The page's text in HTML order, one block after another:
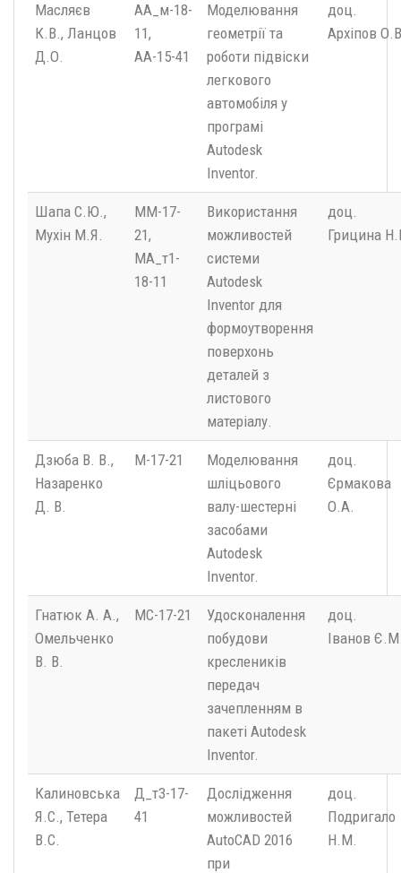
Масляєв
К.В., Ланцов
Д.О.
АА_м-18-
11,
АА-15-41
Моделювання
геометрії та
роботи підвіски
легкового
автомобіля у
програмі
Autodesk
Inventor.
доц.
Архіпов
Шапа С.Ю.,
Мухін М.Я.
ММ-17-
21,
МА_т1-
18-11
Використання
можливостей
системи
Autodesk
Inventor для
формоутворення
поверхонь
деталей з
листового
матеріалу.
доц.
Грицина
Дзюба В. В.,
Назаренко
Д. В.
М-17-21
Моделювання
шліцьового
валу-шестерні
засобами
Autodesk
Inventor.
доц.
Єрмакова
О.А.
Гнатюк А. А.,
Омельченко
В. В.
MС-17-21
Удосконалення
побудови
креслеників
передач
зачепленням в
пакеті Autodesk
Inventor.
доц.
Іванов
Калиновська
Я.С., Тетера
В.С.
Д_т3-17-
41
Дослідження
можливостей
AutoCAD 2016
при
доц.
Подригало
Н.М.